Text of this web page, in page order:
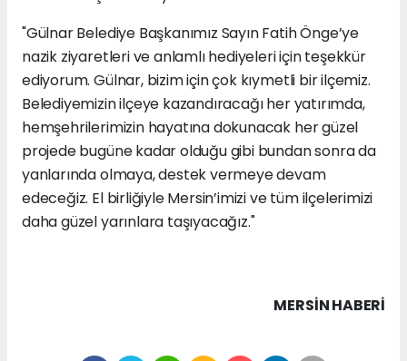
"Gülnar Belediye Başkanımız Sayın Fatih Önge’ye
nazik ziyaretleri ve anlamlı hediyeleri için teşekkür
ediyorum. Gülnar, bizim için çok kıymetli bir ilçemiz.
Belediyemizin ilçeye kazandıracağı her yatırımda,
hemşehrilerimizin hayatına dokunacak her güzel
projede bugüne kadar olduğu gibi bundan sonra da
yanlarında olmaya, destek vermeye devam
edeceğiz. El birliğiyle Mersin’imizi ve tüm ilçelerimizi
daha güzel yarınlara taşıyacağız."
MERSIN HABERİ